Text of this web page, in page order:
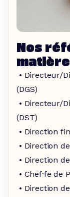
Nos
matière
• Directeur/
(DGS)
• Directeur/
(DST)
• Direction
• Direction
• Direction
• Chef·fe de
• Direction